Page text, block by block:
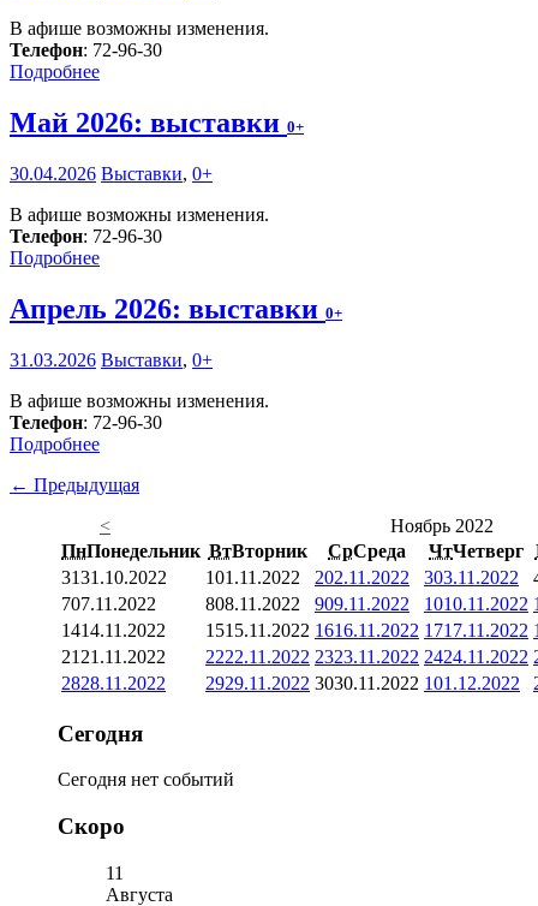
В афише возможны изменения.
Телефон: 72-96-30
Подробнее
Май 2026: выставки 0+
30.04.2026 Выставки, 0+
В афише возможны изменения.
Телефон: 72-96-30
Подробнее
Апрель 2026: выставки 0+
31.03.2026 Выставки, 0+
В афише возможны изменения.
Телефон: 72-96-30
Подробнее
← Предыдущая
<
Ноябрь 2022
ПнПонедельник ВтВторник СрСреда ЧтЧетверг
3131.10.2022 101.11.2022 202.11.2022 303.11.2022
707.11.2022 808.11.2022 909.11.2022 1010.11.2022
1414.11.2022 1515.11.2022 1616.11.2022 1717.11.2022
21 21.11.2022 2222.11.2022 2323.11.2022 2424.11.2022
2828.11.2022 2929.11.2022 3030.11.2022 101.12.2022
Сегодня
Сегодня нет событий
Скоро
11
Августа